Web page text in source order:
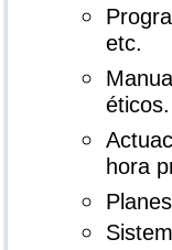
etc.
éticos.
hora